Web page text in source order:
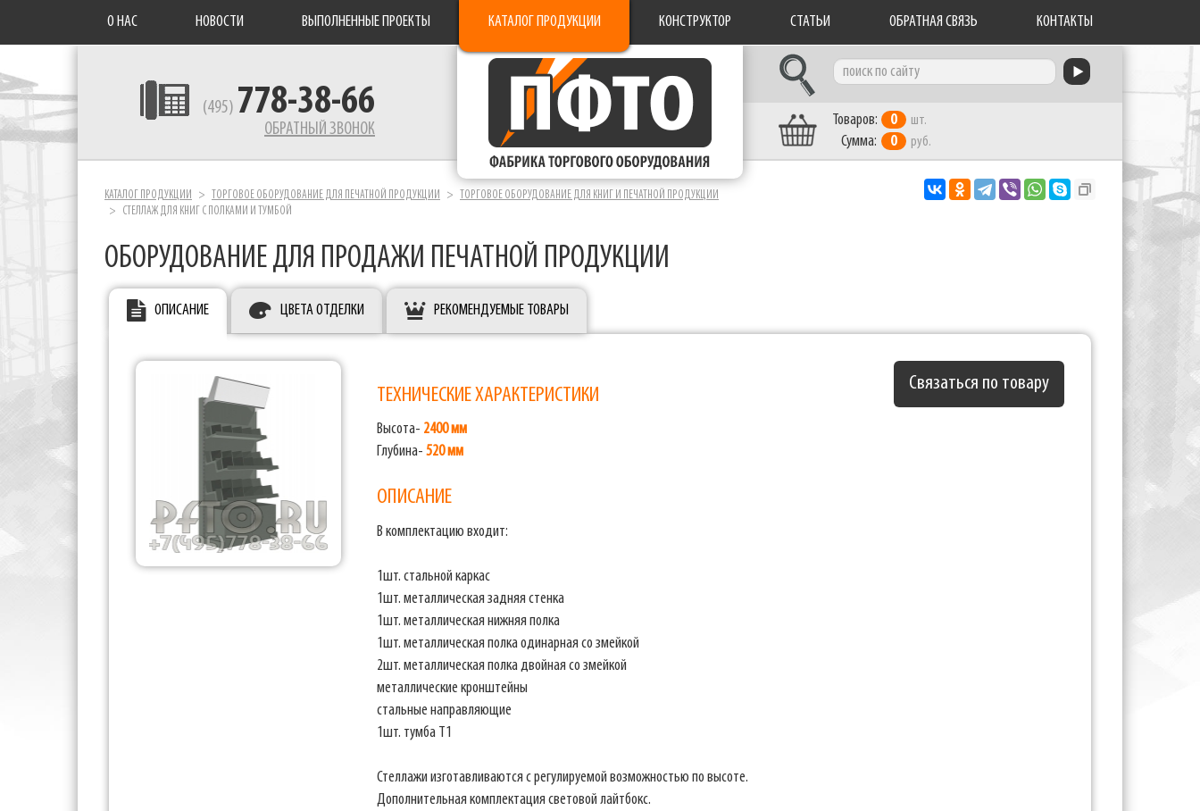
О НАС НОВОСТИ ВЫПОЛНЕННЫЕ ПРОЕКТЫ КАТАЛОГ ПРОДУКЦИИ КОНСТРУКТОР СТАТЬИ ОБРАТНАЯ СВЯЗЬ КОНТАКТЫ
(495) 778-38-66
ОБРАТНЫЙ ЗВОНОК
Товаров: 0 шт.
Сумма: 0 руб.
КАТАЛОГ ПРОДУКЦИИ ТОРГОВОЕ ОБОРУДОВАНИЕ ДЛЯ ПЕЧАТНОЙ ПРОДУКЦИИ
ТОРГОВОЕ ОБОРУДОВАНИЕ ДЛЯ КНИГ И ПЕЧАТНОЙ ПРОДУКЦИИ
СТЕЛЛАЖ ДЛЯ КНИГ С ПОЛКАМИ И ТУМБОЙ
ОБОРУДОВАНИЕ ДЛЯ ПРОДАЖИ ПЕЧАТНОЙ ПРОДУКЦИИ
ОПИСАНИЕ ЦВЕТА ОТДЕЛКИ РЕКОМЕНДУЕМЫЕ ТОВАРЫ
Связаться по товару
ТЕХНИЧЕСКИЕ ХАРАКТЕРИСТИКИ
Высота- 2400 мм
Глубина- 520 мм
ОПИСАНИЕ
В комплектацию входит:
1шт. стальной каркас
1шт. металлическая задняя стенка
1шт. металлическая нижняя полка
1шт. металлическая полка одинарная со змейкой
2шт. металлическая полка двойная со змейкой
металлические кронштейны
стальные направляющие
1шт. тумба Т1
Стеллажи изготавливаются с регулируемой возможностью по высоте.
Дополнительная комплектация световой лайтбокс.